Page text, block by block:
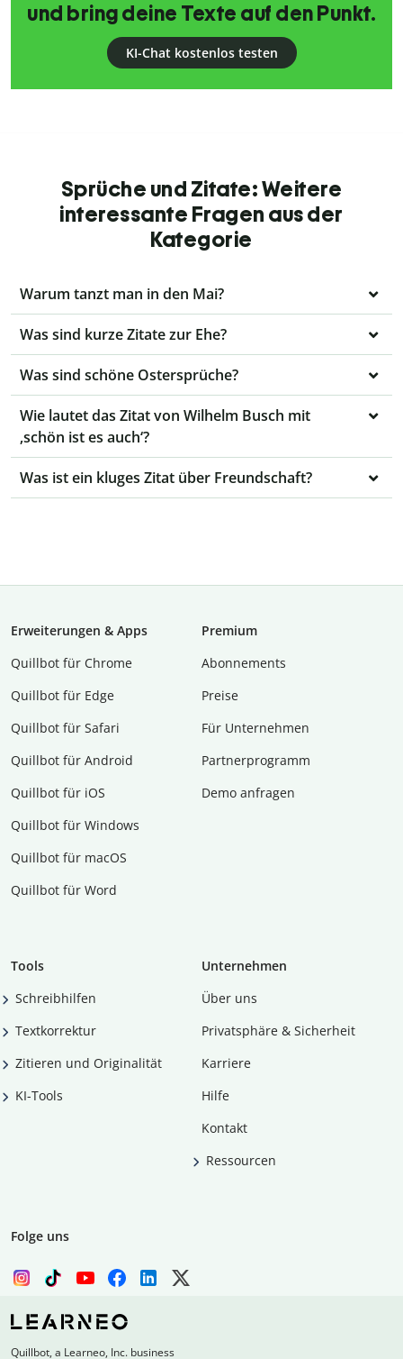
und bring deine Texte auf den Punkt.
KI-Chat kostenlos testen
Sprüche und Zitate: Weitere
interessante Fragen aus der
Kategorie
Warum tanzt man in den Mai?
Was sind kurze Zitate zur Ehe?
Was sind schöne Ostersprüche?
Wie lautet das Zitat von Wilhelm Busch mit
‚schön ist es auch‘?
Was ist ein kluges Zitat über Freundschaft?
Erweiterungen & Apps
Quillbot für Chrome
Quillbot für Edge
Quillbot für Safari
Quillbot für Android
Quillbot für iOS
Quillbot für Windows
Quillbot für macOS
Quillbot für Word
Premium
Abon­ne­ments
Preise
Für Unternehmen
Partnerprogramm
Demo anfragen
Tools
Schreibhilfen
Textkorrektur
Zitieren und Originalität
KI-Tools
Unternehmen
Über uns
Privatsphäre & Sicherheit
Karriere
Hilfe
Kontakt
Ressourcen
Folge uns
Quillbot, a Learneo, Inc. business